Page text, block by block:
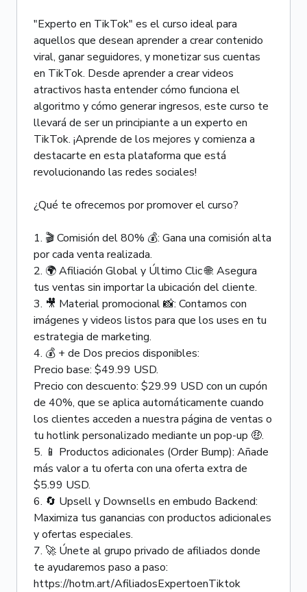
"Experto en TikTok" es el curso ideal para
aquellos que desean aprender a crear contenido
viral, ganar seguidores, y monetizar sus cuentas
en TikTok. Desde aprender a crear videos
atractivos hasta entender cómo funciona el
algoritmo y cómo generar ingresos, este curso te
llevará de ser un principiante a un experto en
TikTok. ¡Aprende de los mejores y comienza a
destacarte en esta plataforma que está
revolucionando las redes sociales!
¿Qué te ofrecemos por promover el curso?
1. 🎬 Comisión del 80% 💰: Gana una comisión alta
por cada venta realizada.
2. 🌍 Afiliación Global y Último Clic 🌐: Asegura
tus ventas sin importar la ubicación del cliente.
3. 🎥 Material promocional 📸: Contamos con
imágenes y videos listos para que los uses en tu
estrategia de marketing.
4. 💰 + de Dos precios disponibles:
Precio base: $49.99 USD.
Precio con descuento: $29.99 USD con un cupón
de 40%, que se aplica automáticamente cuando
los clientes acceden a nuestra página de ventas o
tu hotlink personalizado mediante un pop-up 🤑.
5. 📱 Productos adicionales (Order Bump): Añade
más valor a tu oferta con una oferta extra de
$5.99 USD.
6. 🔄 Upsell y Downsells en embudo Backend:
Maximiza tus ganancias con productos adicionales
y ofertas especiales.
7. 🚀 Únete al grupo privado de afiliados donde
te ayudaremos paso a paso:
https://hotm.art/AfiliadosExpertoenTiktok